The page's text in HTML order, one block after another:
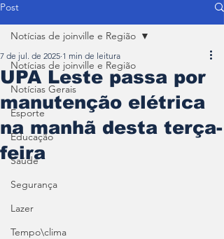
Post
Notícias de joinville e Região
Notícias Gerais
Esporte
Educação
Saúde
Segurança
Lazer
Tempo\clima
Notícias de joinville e Região
UPA Leste passa por
manutenção elétrica
na manhã desta terça-
feira
7 de jul. de 2025 1 min de leitura